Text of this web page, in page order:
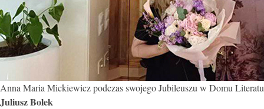
Anna Maria Mickiewicz podczas swojego Jubileuszu w Domu
Juliusz Bolek